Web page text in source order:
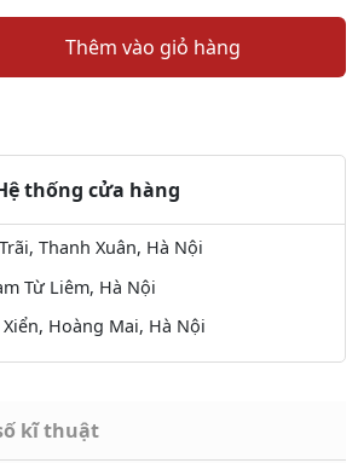
Thêm vào giỏ hàng
thống cửa hàng
Thanh Xuân, Hà Nội
Từ Liêm, Hà Nội
Hoàng Mai, Hà Nội
kĩ thuật